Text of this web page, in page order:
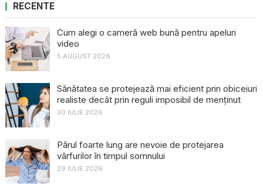
RECENTE
Cum alegi o cameră web bună pentru apeluri
video
5 AUGUST 2026
Sănătatea se protejează mai eficient prin obiceiuri
realiste decât prin reguli imposibil de menținut
30 IULIE 2026
Părul foarte lung are nevoie de protejarea
vârfurilor în timpul somnului
29 IULIE 2026